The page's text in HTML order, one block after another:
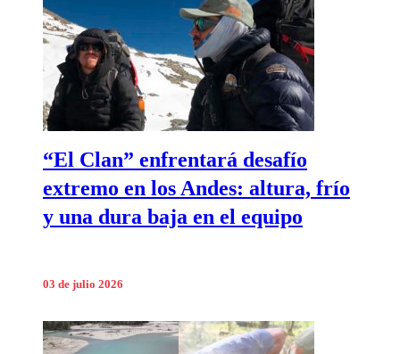
“El Clan” enfrentará desafío
extremo en los Andes: altura, frío
y una dura baja en el equipo
03 de julio 2026